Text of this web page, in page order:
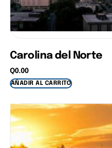
Carolina del Norte
Q0.00
AÑADIR AL CARRITO